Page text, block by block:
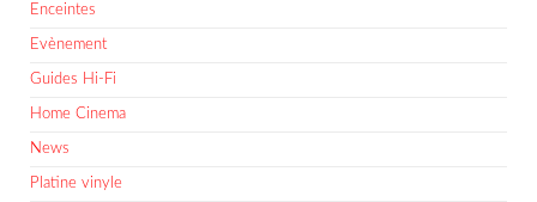
Enceintes
Evènement
Guides Hi-Fi
Home Cinema
News
Platine vinyle